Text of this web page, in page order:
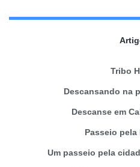
Tribo
Descansando na
Descanse em
Passeio
Um passeio pela